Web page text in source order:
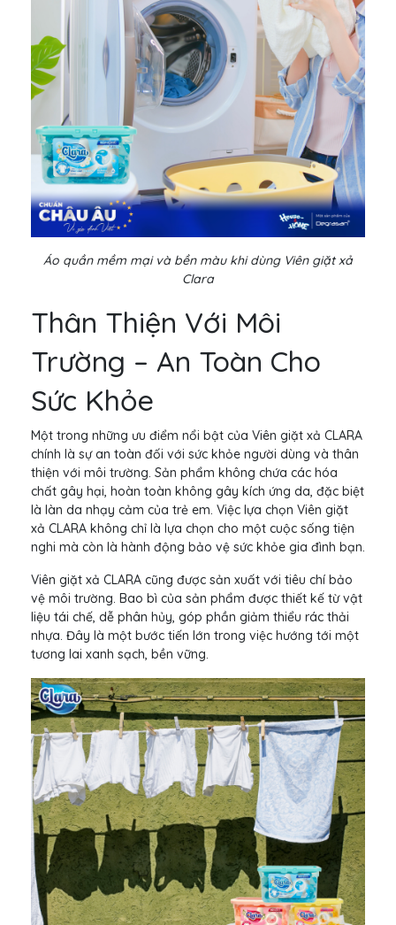
Áo quần mềm mại và bền màu khi dùng Viên giặt xả
Clara
Thân Thiện Với Môi
Trường – An Toàn Cho
Sức Khỏe
Một trong những ưu điểm nổi bật của Viên giặt xả CLARA
chính là sự an toàn đối với sức khỏe người dùng và thân
thiện với môi trường. Sản phẩm không chứa các hóa
chất gây hại, hoàn toàn không gây kích ứng da, đặc biệt
là làn da nhạy cảm của trẻ em. Việc lựa chọn Viên giặt
xả CLARA không chỉ là lựa chọn cho một cuộc sống tiện
nghi mà còn là hành động bảo vệ sức khỏe gia đình bạn.
Viên giặt xả CLARA cũng được sản xuất với tiêu chí bảo
vệ môi trường. Bao bì của sản phẩm được thiết kế từ vật
liệu tái chế, dễ phân hủy, góp phần giảm thiểu rác thải
nhựa. Đây là một bước tiến lớn trong việc hướng tới một
tương lai xanh sạch, bền vững.